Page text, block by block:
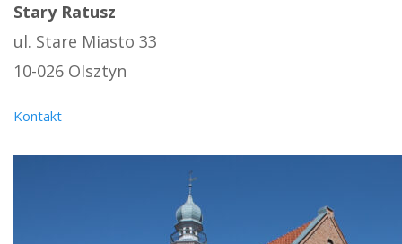
Stary Ratusz
ul. Stare Miasto 33
10-026 Olsztyn
Kontakt